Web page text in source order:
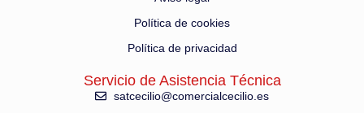
Política de cookies
Política de privacidad
Servicio de Asistencia Técnica
satcecilio@comercialcecilio.es